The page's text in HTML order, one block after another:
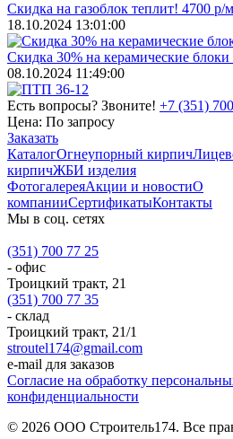
Скидка на газоблок теплит! 4700 р/
18.10.2024 13:01:00
Скидка 30% на керамические
08.10.2024 11:49:00
Есть вопросы? Звоните! +7 (351)
Цена: По запросу
Заказать
КаталогОгнеупорный кирпич
кирпичЖБИ изделия
ФотогалереяАкции и новостиО
компанииСертификатыКонтакты
Мы в соц. сетях
(351) 700 77 25
- офис
Троицкий тракт, 21
(351) 700 77 35
- склад
Троицкий тракт, 21/1
stroutel174@gmail.com
e-mail для заказов
Согласие на обработку
конфиденциальности
© 2026 ООО Строитель174. Все